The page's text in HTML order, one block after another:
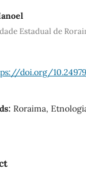
Estadual de
doi.org/
Roraima,